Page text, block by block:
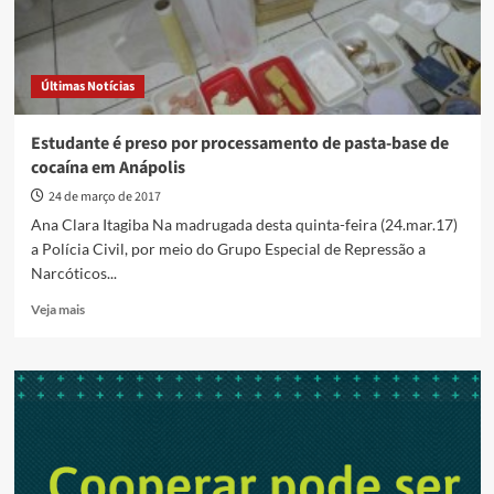
Últimas Notícias
Estudante é preso por processamento de pasta-base de
cocaína em Anápolis
24 de março de 2017
Ana Clara Itagiba Na madrugada desta quinta-feira (24.mar.17)
a Polícia Civil, por meio do Grupo Especial de Repressão a
Narcóticos...
Veja maisRead
Estudante
de